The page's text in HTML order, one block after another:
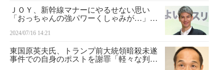
ＪＯＹ、新幹線マナーにやるせない思い
「おっちゃんの強パワーくしゃみが…」
2024/07/16 14:21
東国原英夫氏、トランプ前大統領暗殺未遂
事件での自身のポストを謝罪「軽々な判